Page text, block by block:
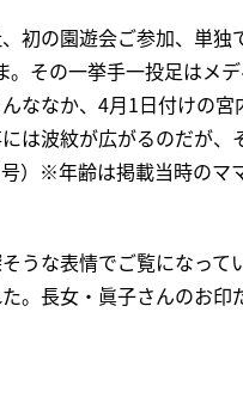
初の園遊会ご参加、単
。その一挙手一投足はメ
ななか、4月1日付けの
は波紋が広がるのだが
）※年齢は掲載当時のマ
うな表情でご覧になっ
。長女・眞子さんのお